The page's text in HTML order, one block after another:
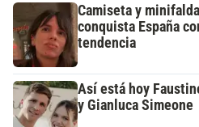
Camiseta y
conquista España
tendencia
Así está hoy
y Gianluca Simeone